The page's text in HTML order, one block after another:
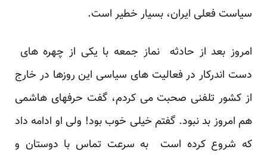
سیاست فعلی ایران، بسیار خطیر است.
امروز بعد از حادثه نماز جمعه با یکی از چهره های
دست اندرکار در فعالیت های سیاسی این روزها در خارج
از کشور تلفنی صحبت می کردم، گفت حرفهای هاشمی
هم امروز بد نبود. گفتم خیلی خوب بود! ولی او ادامه داد
که شروع کرده است به سرعت تماس با دوستان و